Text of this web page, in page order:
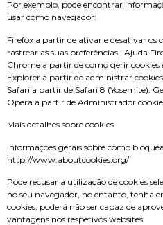
Por exemplo, pode encontrar
usar como navegador:
Firefox a partir de ativar e desativar os
rastrear as suas preferências | Ajuda
Chrome a partir de como gerir cookies
Explorer a partir de administrar
Safari a partir de Safari 8 (Yosemite):
Opera a partir de Administrador
Mais detalhes sobre cookies
Informações gerais sobre como
http://www.aboutcookies.org/
Pode recusar a utilização de cookies
no seu navegador, no entanto, tenha
cookies, poderá não ser capaz de
vantagens nos respetivos websites.